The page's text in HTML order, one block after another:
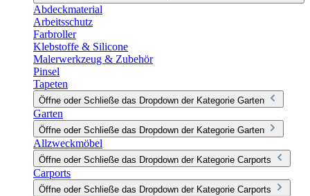
Abdeckmaterial
Arbeitsschutz
Farbroller
Klebstoffe & Silicone
Malerwerkzeug & Zubehör
Pinsel
Tapeten
Öffne oder Schließe das Dropdown der Kategorie Garten
Garten
Öffne oder Schließe das Dropdown der Kategorie Garten
Allzweckmöbel
Öffne oder Schließe das Dropdown der Kategorie Carports
Carports
Öffne oder Schließe das Dropdown der Kategorie Carports